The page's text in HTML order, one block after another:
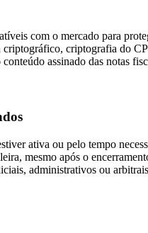
com o mercado para
criptografia do
assinado das notas
ativa ou pelo tempo
mesmo após o
administrativos ou